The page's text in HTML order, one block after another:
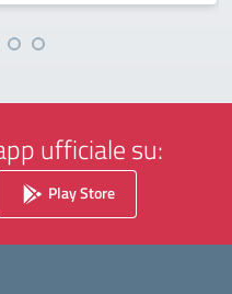
ufficiale su:
Play Store